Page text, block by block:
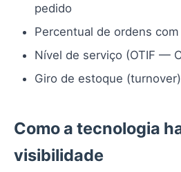
pedido
Percentual de ordens
Nível de serviço (OTIF —
Giro de estoque (turnover)
Como a tecnologia
visibilidade